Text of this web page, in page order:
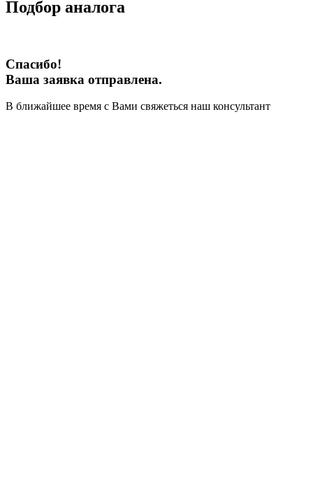
Подбор аналога
Спасибо!
Ваша заявка отправлена.
В ближайшее время с Вами свяжеться наш консультант